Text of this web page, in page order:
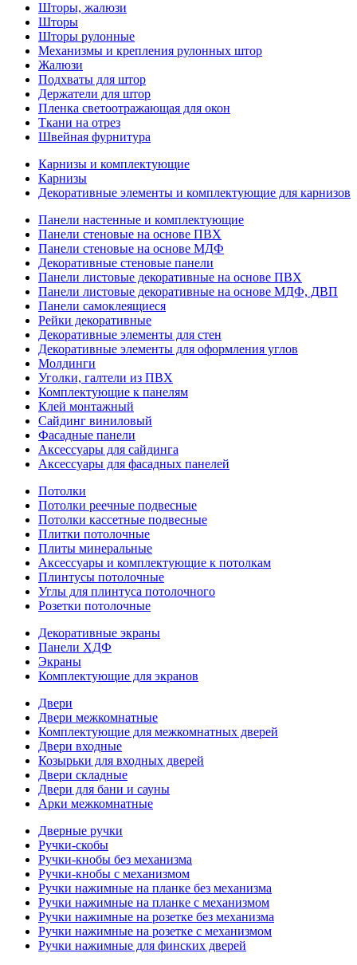
Шторы, жалюзи
Шторы
Шторы рулонные
Механизмы и крепления рулонных штор
Жалюзи
Подхваты для штор
Держатели для штор
Пленка светоотражающая для окон
Ткани на отрез
Швейная фурнитура
Карнизы и комплектующие
Карнизы
Декоративные элементы и комплектующие для карнизов
Панели настенные и комплектующие
Панели стеновые на основе ПВХ
Панели стеновые на основе МДФ
Декоративные стеновые панели
Панели листовые декоративные на основе ПВХ
Панели листовые декоративные на основе МДФ, ДВП
Панели самоклеящиеся
Рейки декоративные
Декоративные элементы для стен
Декоративные элементы для оформления углов
Молдинги
Уголки, галтели из ПВХ
Комплектующие к панелям
Клей монтажный
Сайдинг виниловый
Фасадные панели
Аксессуары для сайдинга
Аксессуары для фасадных панелей
Потолки
Потолки реечные подвесные
Потолки кассетные подвесные
Плитки потолочные
Плиты минеральные
Аксессуары и комплектующие к потолкам
Плинтусы потолочные
Углы для плинтуса потолочного
Розетки потолочные
Декоративные экраны
Панели ХДФ
Экраны
Комплектующие для экранов
Двери
Двери межкомнатные
Комплектующие для межкомнатных дверей
Двери входные
Козырьки для входных дверей
Двери складные
Двери для бани и сауны
Арки межкомнатные
Дверные ручки
Ручки-скобы
Ручки-кнобы без механизма
Ручки-кнобы с механизмом
Ручки нажимные на планке без механизма
Ручки нажимные на планке с механизмом
Ручки нажимные на розетке без механизма
Ручки нажимные на розетке с механизмом
Ручки нажимные для финских дверей